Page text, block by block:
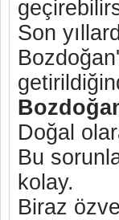
Son
Doğal
Bu
kolay.
Biraz